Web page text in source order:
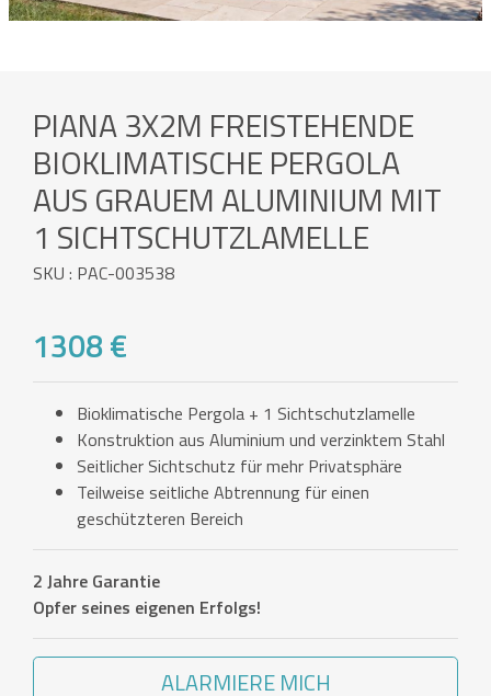
PIANA 3X2M FREISTEHENDE
BIOKLIMATISCHE PERGOLA
AUS GRAUEM ALUMINIUM MIT
1 SICHTSCHUTZLAMELLE
SKU : PAC-003538
1308 €
Bioklimatische Pergola + 1 Sichtschutzlamelle
Konstruktion aus Aluminium und verzinktem Stahl
Seitlicher Sichtschutz für mehr Privatsphäre
Teilweise seitliche Abtrennung für einen
geschützteren Bereich
2 Jahre Garantie
Opfer seines eigenen Erfolgs!
ALARMIERE MICH